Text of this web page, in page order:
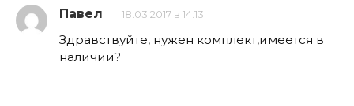
Павел 18.03.2017 в 14:13
Здравствуйте, нужен комплект,имеется в
наличии?